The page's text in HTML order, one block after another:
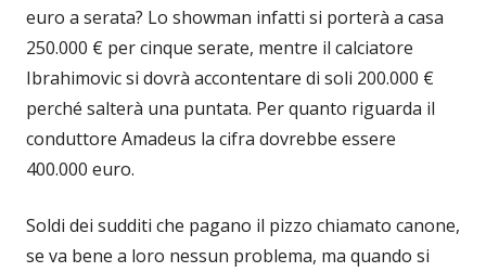
euro a serata? Lo showman infatti si porterà a casa
250.000 € per cinque serate, mentre il calciatore
Ibrahimovic si dovrà accontentare di soli 200.000 €
perché salterà una puntata. Per quanto riguarda il
conduttore Amadeus la cifra dovrebbe essere
400.000 euro.
Soldi dei sudditi che pagano il pizzo chiamato canone,
se va bene a loro nessun problema, ma quando si